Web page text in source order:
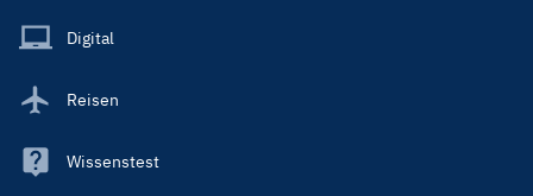
Main
Digital
Reisen
Wissenstest